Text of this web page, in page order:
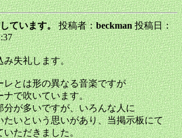
ています。投稿者：beckman投稿日：
み失礼します。
レとは形の異なる音楽ですが
ナで吹いています。
分が多いですが、いろんな人に
たいという思いがあり、当掲示板にて
いただきました。